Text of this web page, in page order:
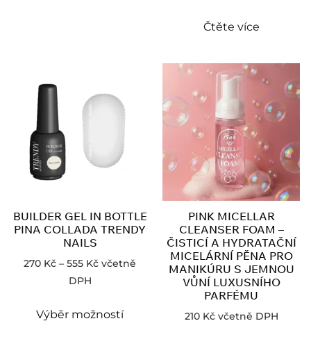
Čtěte více
BUILDER GEL IN BOTTLE
PINA COLLADA TRENDY
NAILS
270 Kč – 555 Kč včetně
DPH
Výběr možností
PINK MICELLAR
CLEANSER FOAM –
ČISTICÍ A HYDRATAČNÍ
MICELÁRNÍ PĚNA PRO
MANIKÚRU S JEMNOU
VŮNÍ LUXUSNÍHO
PARFÉMU
210 Kč včetně DPH